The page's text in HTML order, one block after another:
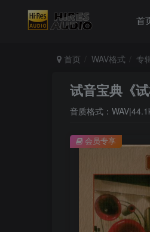
首
首页 WAV格式 专
试音宝典《
音质格式：
会员专享